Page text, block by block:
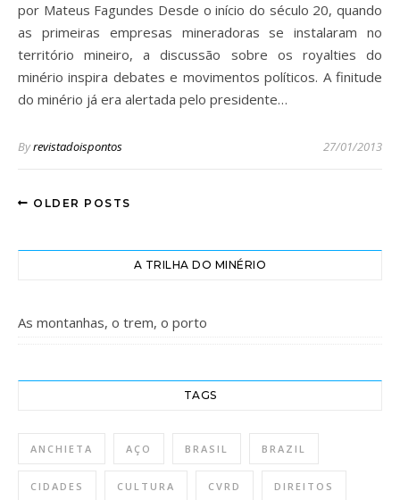
por Mateus Fagundes Desde o início do século 20, quando
as primeiras empresas mineradoras se instalaram no
território mineiro, a discussão sobre os royalties do
minério inspira debates e movimentos políticos. A finitude
do minério já era alertada pelo presidente…
Byrevistadoispontos 27/01/2013
OLDER POSTS
A TRILHA DO MINÉRIO
As montanhas, o trem, o porto
TAGS
ANCHIETA AÇO BRASIL BRAZIL
CIDADES CULTURA CVRD DIREITOS